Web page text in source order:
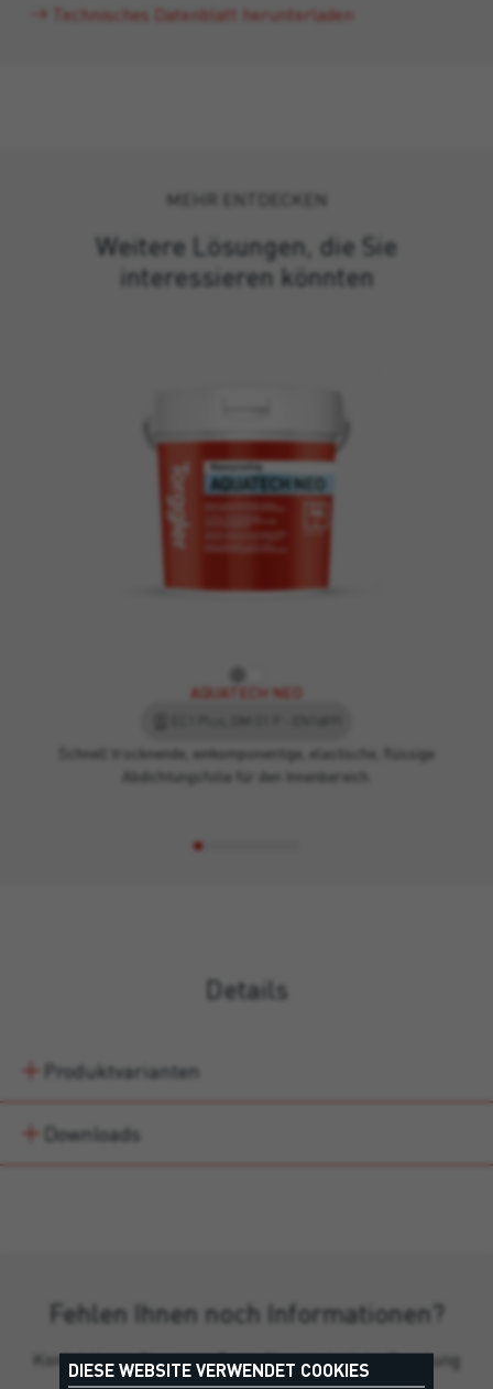
Technisches Datenblatt herunterladen
MEHR ENTDECKEN
Weitere Lösungen, die Sie
interessieren könnten
AQUATECH NEO
Schnell trocknende, einkomponentige, elastische, flüssige
Abdichtungsfolie für den Innenbereich.
Details
Produktvarianten
Downloads
Fehlen Ihnen noch Informationen?
Kontaktieren Sie unser Team für persönliche Beratung
DIESE WEBSITE VERWENDET COOKIES